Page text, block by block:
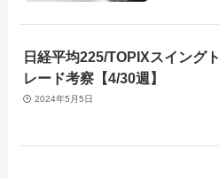
日経平均225/TOPIXスイングト
レード考察【4/30週】
2024年5月5日